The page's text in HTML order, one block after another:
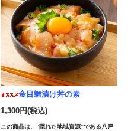
金目鯛漬け丼の素
1,300円(税込)
この商品は、”隠れた地域資源”である八戸